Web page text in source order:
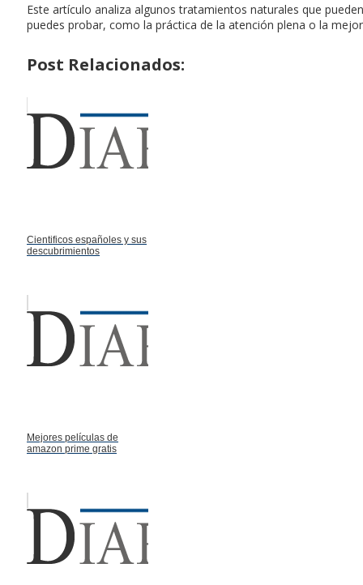
Este artículo analiza algunos tratamientos naturales que
puedes probar, como la práctica de la atención plena o la
Post Relacionados:
Cientificos españoles y sus
descubrimientos
Mejores películas de
amazon prime gratis